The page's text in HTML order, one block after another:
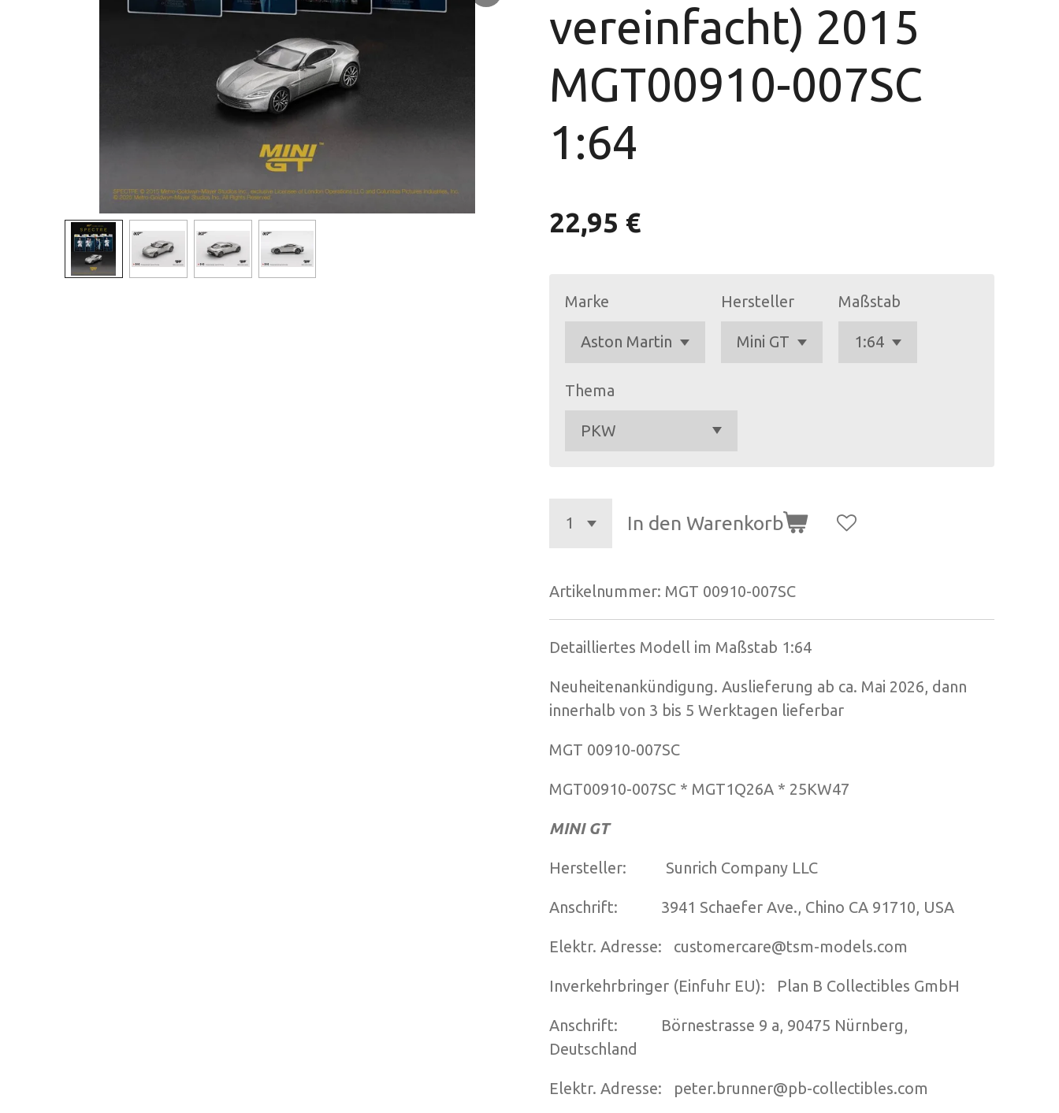
vereinfacht) 2015
MGT00910-007SC
1:64
22,95 €
Marke Hersteller Maßstab
Thema
In den Warenkorb
Artikelnummer: MGT 00910-007SC
Detailliertes Modell im Maßstab 1:64
Neuheitenankündigung. Auslieferung ab ca. Mai 2026, dann
innerhalb von 3 bis 5 Werktagen lieferbar
MGT 00910-007SC
MGT00910-007SC * MGT1Q26A * 25KW47
MINI GT
Hersteller: Sunrich Company LLC
Anschrift: 3941 Schaefer Ave., Chino CA 91710, USA
Elektr. Adresse: customercare@tsm-models.com
Inverkehrbringer (Einfuhr EU): Plan B Collectibles GmbH
Anschrift: Börnestrasse 9 a, 90475 Nürnberg,
Deutschland
Elektr. Adresse: peter.brunner@pb-collectibles.com